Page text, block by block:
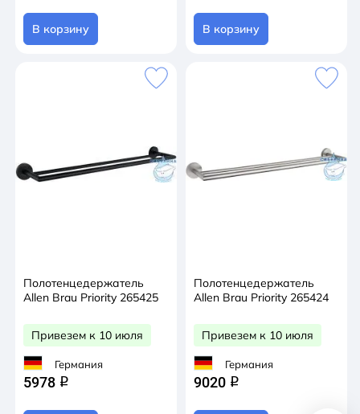
В корзину В корзину
Полотенцедержатель
Allen Brau Priority 265425
Привезем к 10 июля
Германия
5978 q
Полотенцедержатель
Allen Brau Priority 265424
Привезем к 10 июля
Германия
9020 q